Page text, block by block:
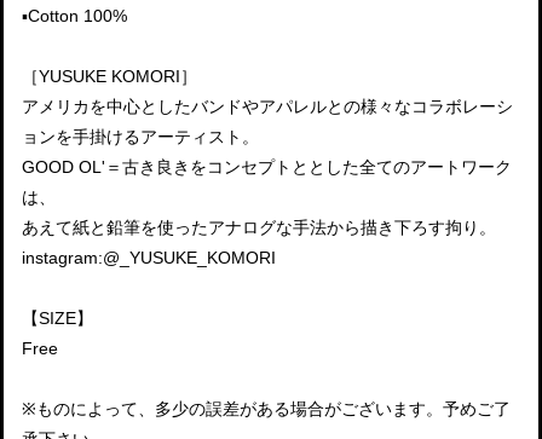
▪️Cotton 100%
［YUSUKE KOMORI］
アメリカを中心としたバンドやアパレルとの様々なコラボレーシ
ョンを手掛けるアーティスト。
GOOD OL'＝古き良きをコンセプトととした全てのアートワーク
は、
あえて紙と鉛筆を使ったアナログな手法から描き下ろす拘り。
instagram:@_YUSUKE_KOMORI
【SIZE】
Free
※ものによって、多少の誤差がある場合がございます。予めご了